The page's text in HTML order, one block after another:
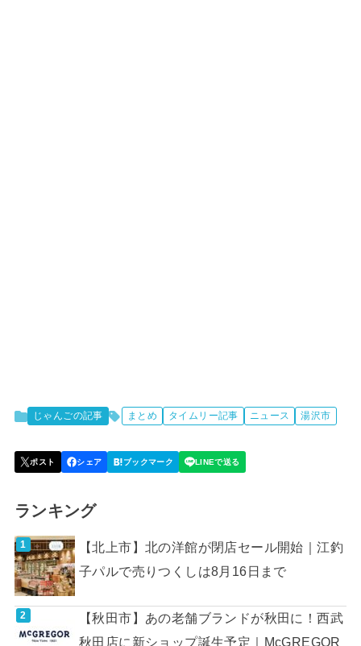
じゃんごの記事 まとめ タイムリー記事 ニュース 湯沢市
ランキング
【北上市】北の洋館が閉店セール開始｜江釣
子パルで売りつくしは8月16日まで
【秋田市】あの老舗ブランドが秋田に！西武
秋田店に新ショップ誕生予定｜McGREGOR